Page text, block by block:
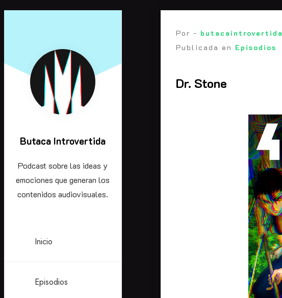
Butaca Introvertida
Podcast sobre las ideas y
emociones que generan los
contenidos audiovisuales.
Inicio
Episodios
Por - butacaintrovertida
Publicada en Episodios
Dr. Stone